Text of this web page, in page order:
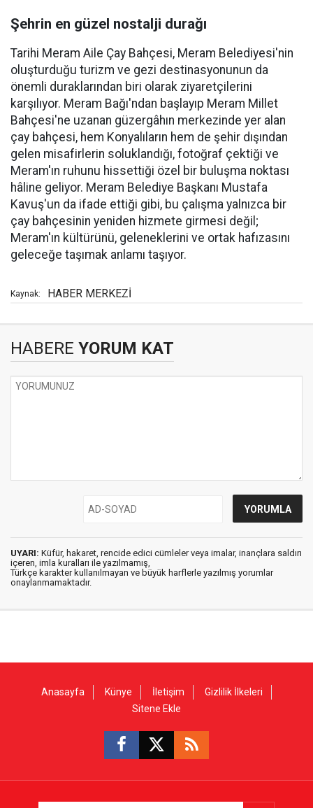
Şehrin en güzel nostalji durağı
Tarihi Meram Aile Çay Bahçesi, Meram Belediyesi'nin
oluşturduğu turizm ve gezi destinasyonunun da
önemli duraklarından biri olarak ziyaretçilerini
karşılıyor. Meram Bağı'ndan başlayıp Meram Millet
Bahçesi'ne uzanan güzergâhın merkezinde yer alan
çay bahçesi, hem Konyalıların hem de şehir dışından
gelen misafirlerin soluklandığı, fotoğraf çektiği ve
Meram'ın ruhunu hissettiği özel bir buluşma noktası
hâline geliyor. Meram Belediye Başkanı Mustafa
Kavuş'un da ifade ettiği gibi, bu çalışma yalnızca bir
çay bahçesinin yeniden hizmete girmesi değil;
Meram'ın kültürünü, geleneklerini ve ortak hafızasını
geleceğe taşımak anlamı taşıyor.
Kaynak: HABER MERKEZİ
HABERE YORUM KAT
UYARI: Küfür, hakaret, rencide edici cümleler veya imalar, inançlara saldırı
içeren, imla kuralları ile yazılmamış,
Türkçe karakter kullanılmayan ve büyük harflerle yazılmış yorumlar
onaylanmamaktadır.
Anasayfa Künye İletişim
Gizlilik İlkeleri
Sitene Ekle